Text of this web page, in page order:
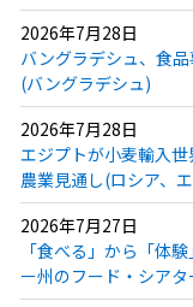
2026年7月28日
バングラデシュ、食
(バングラデシュ)
2026年7月28日
エジプトが小麦輸入
農業見通し(ロシア、
2026年7月27日
「食べる」から「体
ー州のフード・シア